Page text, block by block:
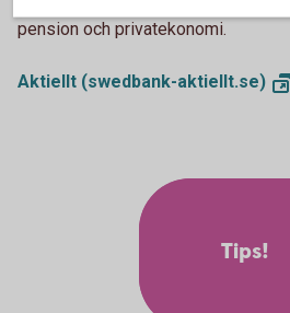
pension och privatekonomi.
Aktiellt (swedbank-aktiellt.se)
Tips!